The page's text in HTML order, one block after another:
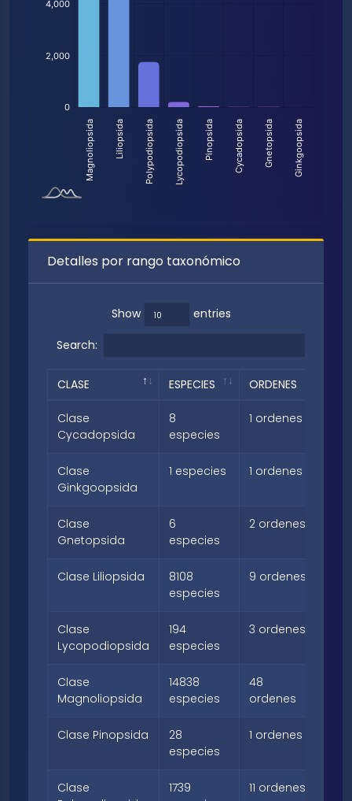
Detalles por rango taxonómico
Show
entries
Search:
CLASE ESPECIES ORDENES
Clase
Cycadopsida
8
especies
1 ordenes
Clase
Ginkgoopsida
1 especies 1 ordenes
Clase
Gnetopsida
6
especies
2 ordenes
Clase Liliopsida
8108
especies
9 ordenes
Clase
Lycopodiopsida
194
especies
3 ordenes
Clase
Magnoliopsida
14838
especies
48
ordenes
Clase Pinopsida
28
especies
1 ordenes
Clase
1739
11 ordenes